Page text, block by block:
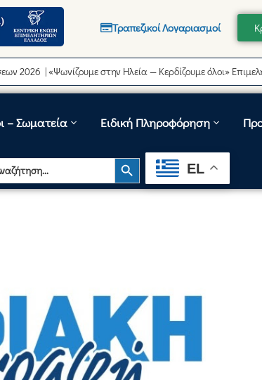
Τραπεζικοί Λογαριασμοί
«Ψωνίζουμε στην Ηλεία — Κερδίζουμε όλοι» Επιμελητήριο
– Σωματεία Ειδική Πληροφόρηση
Search Button
EL